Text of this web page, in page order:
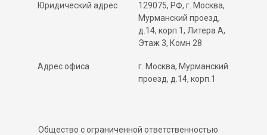
Юридический адрес
Адрес офиса
129075, РФ, г. Москва,
Мурманский проезд,
д.14, корп.1, Литера А,
Этаж 3, Комн 28
г. Москва, Мурманский
проезд, д.14, корп.1
Общество с ограниченной ответственностью